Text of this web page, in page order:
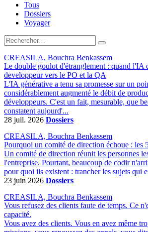
Tous
Dossiers
Voyager
CREASILA, Bouchra Benkassem
Le double goulot d'étranglement : quand l'IA
developpeur vers le PO et la QA
L'IA générative a tenu sa promesse sur un
considérablement augmenté le débit de
développeurs. C'est un fait, mesurable, que
constatent aujourd'...
28 juil. 2026 Dossiers
CREASILA, Bouchra Benkassem
Pourquoi un comité de direction échoue : les
Un comité de direction réunit les personnes
l'entreprise. Pourtant, beaucoup de codir
pour quoi ils existent : trancher les sujets qui
23 juin 2026 Dossiers
CREASILA, Bouchra Benkassem
Vous refusez des clients faute de temps. Ce
capacité.
Vous avez des clients. Vous en avez même